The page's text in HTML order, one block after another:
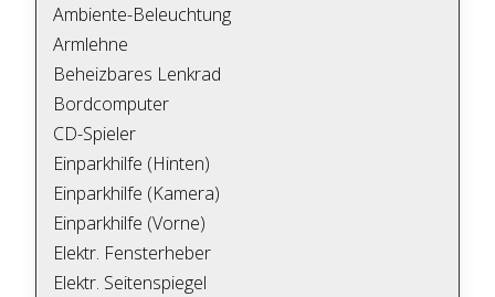
Ambiente-Beleuchtung
Armlehne
Beheizbares Lenkrad
Bordcomputer
CD-Spieler
Einparkhilfe (Hinten)
Einparkhilfe (Kamera)
Einparkhilfe (Vorne)
Elektr. Fensterheber
Elektr. Seitenspiegel